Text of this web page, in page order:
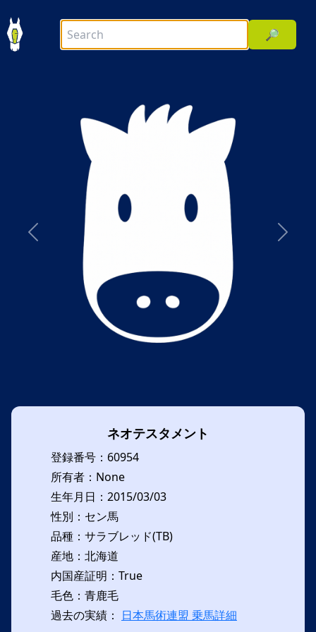
🔎
前へ 次へ
ネオテスタメント
登録番号：60954
所有者：None
生年月日：2015/03/03
性別：セン馬
品種：サラブレッド(TB)
産地：北海道
内国産証明：True
毛色：青鹿毛
過去の実績： 日本馬術連盟 乗馬詳細